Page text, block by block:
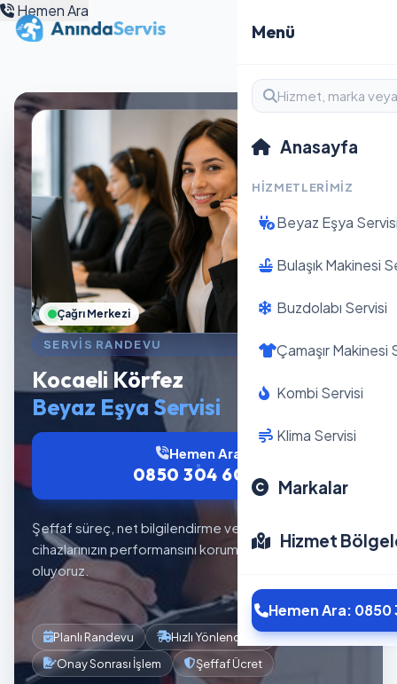
Menü
Anasayfa
HIZMETLERIMIZ
Beyaz Eşya
Bulaşık Makinesi
Buzdolabı Servisi
Çamaşır Makinesi
Kombi Servisi
Klima Servisi
Markalar
Hizmet
Hemen Ara: 0850
Hemen Ara
SERVIS RANDEVU
Kocaeli Körfez
Beyaz Eşya Servisi
Şeffaf süreç, net bilgilendirme ve planlı servis akışıyla
cihazlarınızın performansını korumaya yardımcı
oluyoruz.
Hemen Ara
0850 304 6012
Planlı Randevu
Hızlı Yönlendirme
Onay Sonrası İşlem
Şeffaf Ücret
Çağrı Merkezi